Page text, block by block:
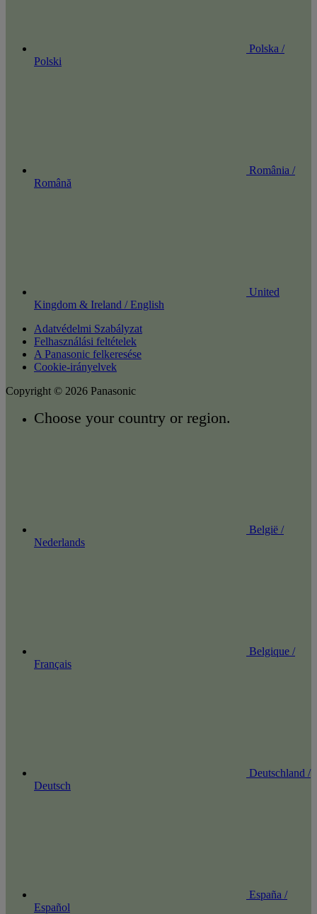
Polska /
Polski
România /
Română
United
Kingdom & Ireland / English
Adatvédelmi Szabályzat
Felhasználási feltételek
A Panasonic felkeresése
Cookie-irányelvek
Copyright © 2026 Panasonic
Choose your country or region.
België /
Nederlands
Belgique /
Français
Deutschland /
Deutsch
España /
Español